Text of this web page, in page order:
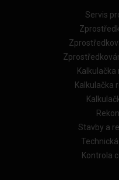
Servis
Kalkulačka
Stavby a
Kontrola